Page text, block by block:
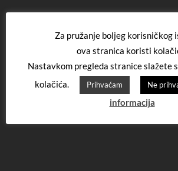
Za pružanje boljeg korisničkog
ova stranica koristi
Nastavkom pregleda stranice slažete
kolačića.
Prihvaćam Ne
informacija